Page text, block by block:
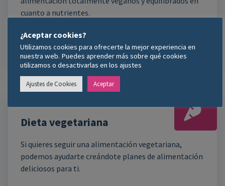
cuanto a nutrientes.
Saber más
Dieta vegetariana
Si quieres seguir una alimentación vegetariana,
podemos ayudarte creándote planes de alimentación
deliciosos para ti.
¿Aceptar cookies?
Utilizamos cookies para ofrecerte la mejor experiencia en
nuestra web. Puedes aprender más sobre qué cookies
utilizamos o desactivarlas en los ajustes
Ajustes de Cookies Aceptar